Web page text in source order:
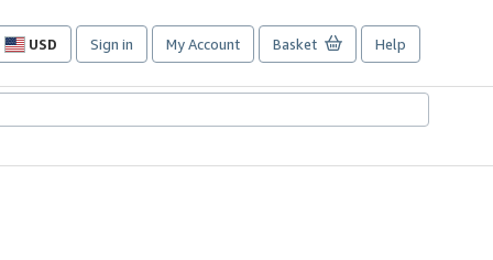
USD
Site
preferences
Sign in My Account Basket Help